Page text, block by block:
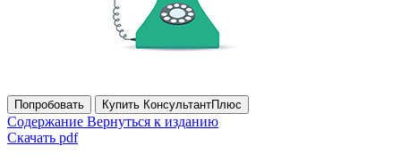
Попробовать Купить КонсультантПлюс
Содержание Вернуться к изданию
Скачать pdf